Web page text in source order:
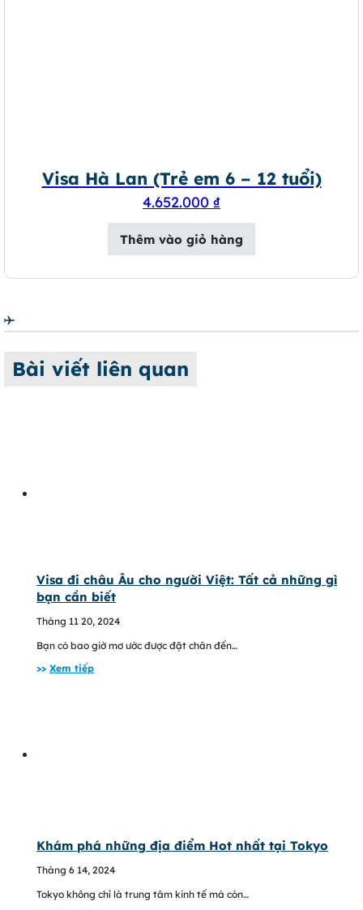
Visa Hà Lan (Trẻ em 6 – 12 tuổi)
4.652.000 ₫
Thêm vào giỏ hàng
Bài viết liên quan
Visa đi châu Âu cho người Việt: Tất cả những gì
bạn cần biết
Tháng 11 20, 2024
Bạn có bao giờ mơ ước được đặt chân đến…
>> Xem tiếp
Khám phá những địa điểm Hot nhất tại Tokyo
Tháng 6 14, 2024
Tokyo không chỉ là trung tâm kinh tế mà còn…